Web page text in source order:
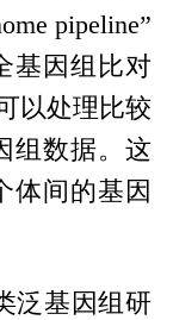
pipeline”
基因组比对
以处理比较
组数据。这
体间的基因
泛基因组研